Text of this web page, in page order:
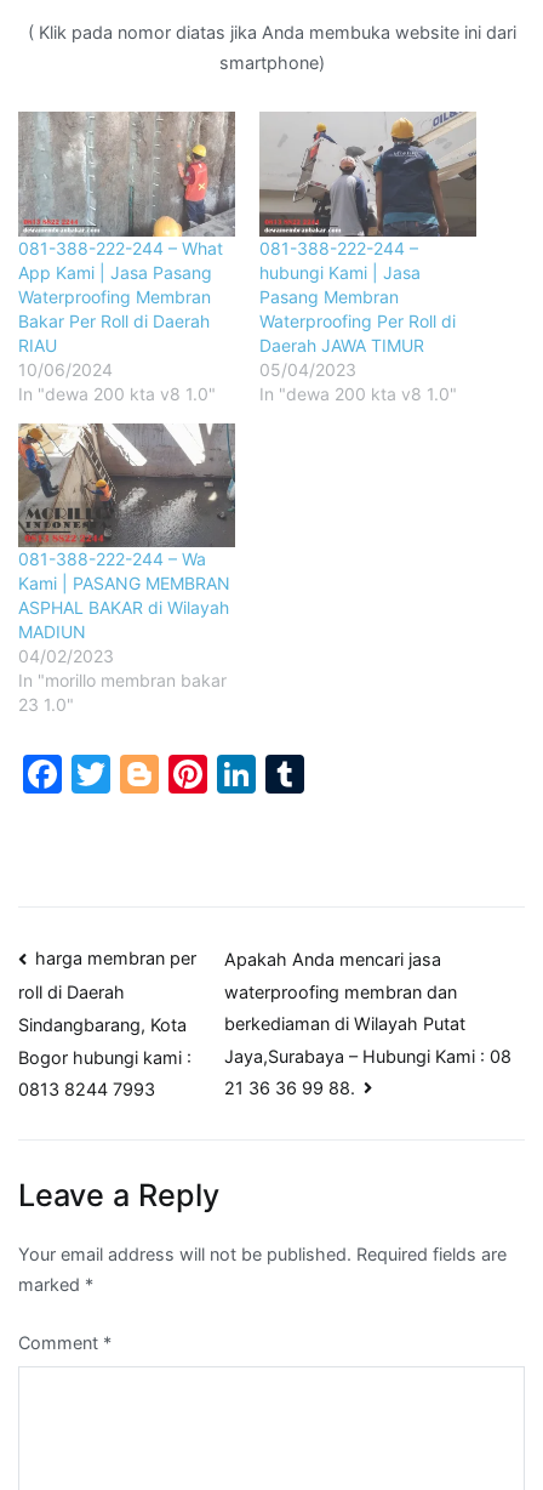
( Klik pada nomor diatas jika Anda membuka website ini dari
smartphone)
081-388-222-244 – What
App Kami | Jasa Pasang
Waterproofing Membran
Bakar Per Roll di Daerah
RIAU
10/06/2024
In "dewa 200 kta v8 1.0"
081-388-222-244 –
hubungi Kami | Jasa
Pasang Membran
Waterproofing Per Roll di
Daerah JAWA TIMUR
05/04/2023
In "dewa 200 kta v8 1.0"
081-388-222-244 – Wa
Kami | PASANG MEMBRAN
ASPHAL BAKAR di Wilayah
MADIUN
04/02/2023
In "morillo membran bakar
23 1.0"
Facebook
Twitter
Blogger
Pinterest
LinkedIn
Post
navigation
harga membran per
roll di Daerah
Sindangbarang, Kota
Bogor hubungi kami :
0813 8244 7993
Apakah Anda mencari jasa
waterproofing membran dan
berkediaman di Wilayah Putat
Jaya,Surabaya – Hubungi Kami : 08
21 36 36 99 88.
Leave a Reply
Your email address will not be published. Required fields are
marked *
Comment *